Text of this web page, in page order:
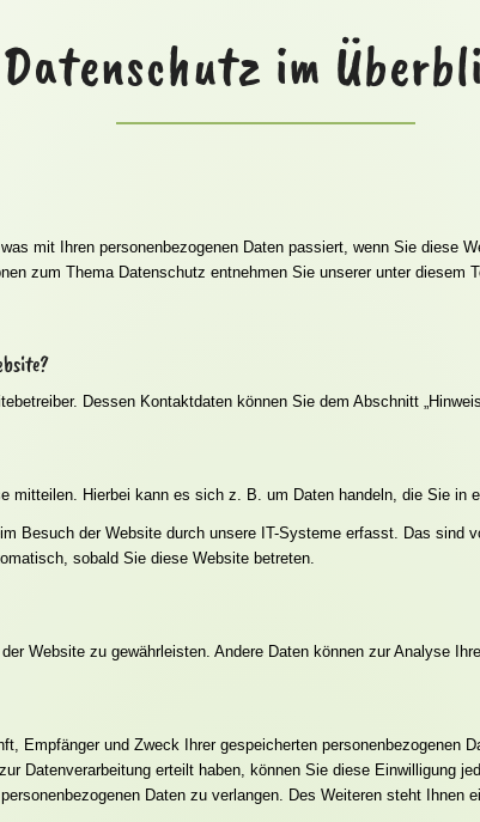
Datenschutz im
mit Ihren personenbezogenen Daten passiert, wenn Sie diese
zum Thema Datenschutz entnehmen Sie unserer unter diesem
Dessen Kontaktdaten können Sie dem Abschnitt
mitteilen. Hierbei kann es sich z. B. um Daten handeln, die Sie in
Besuch der Website durch unsere IT-Systeme erfasst. Das
sobald Sie diese Website betreten.
Website zu gewährleisten. Andere Daten können zur Analyse
Empfänger und Zweck Ihrer gespeicherten personenbezogenen
Datenverarbeitung erteilt haben, können Sie diese Einwilligung
Daten zu verlangen. Des Weiteren steht Ihnen